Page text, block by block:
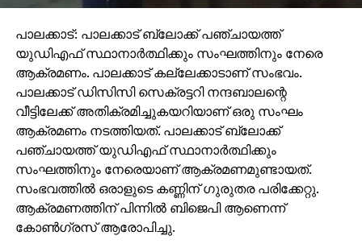
പാലക്കാട്: പാലക്കാട് ബ്ലോക്ക് പഞ്ചായത്ത്
യുഡിഎഫ് സ്ഥാനാര്‍ത്ഥിക്കും സംഘത്തിനും നേരെ
ആക്രമണം. പാലക്കാട് കല്ലേക്കാടാണ് സംഭവം.
പാലക്കാട് ഡിസിസി സെക്രട്ടറി നന്ദബാലന്റെ
വീട്ടിലേക്ക് അതിക്രമിച്ചുകയറിയാണ് ഒരു സംഘം
ആക്രമണം നടത്തിയത്. പാലക്കാട് ബ്ലോക്ക്
പഞ്ചായത്ത് യുഡിഎഫ് സ്ഥാനാര്‍ത്ഥിക്കും
സംഘത്തിനും നേരെയാണ് ആക്രമണമുണ്ടായത്.
സംഭവത്തില്‍ ഒരാളുടെ കണ്ണിന് ഗുരുതര പരിക്കേറ്റു.
ആക്രമണത്തിന് പിന്നില്‍ ബിജെപി ആണെന്ന്
കോണ്‍ഗ്രസ് ആരോപിച്ചു.